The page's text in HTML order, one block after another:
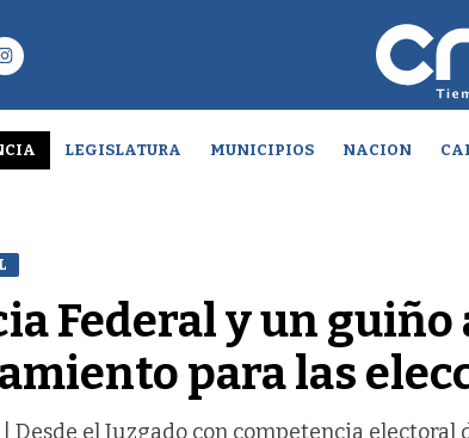
LEGISLATURA MUNICIPIOS NACION
Federal y un
para las
| Desde el Juzgado con competencia